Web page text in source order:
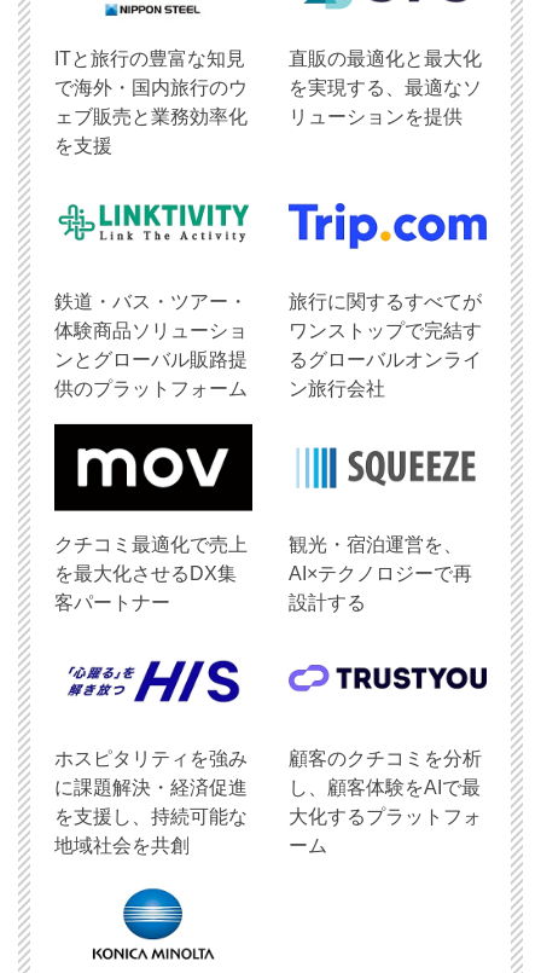
ITと旅行の豊富な知見
で海外・国内旅行のウ
ェブ販売と業務効率化
を支援
直販の最適化と最大化
を実現する、最適なソ
リューションを提供
鉄道・バス・ツアー・
体験商品ソリューショ
ンとグローバル販路提
供のプラットフォーム
旅行に関するすべてが
ワンストップで完結す
るグローバルオンライ
ン旅行会社
クチコミ最適化で売上
を最大化させるDX集
客パートナー
観光・宿泊運営を、
AI×テクノロジーで再
設計する
ホスピタリティを強み
に課題解決・経済促進
を支援し、持続可能な
地域社会を共創
顧客のクチコミを分析
し、顧客体験をAIで最
大化するプラットフォ
ーム